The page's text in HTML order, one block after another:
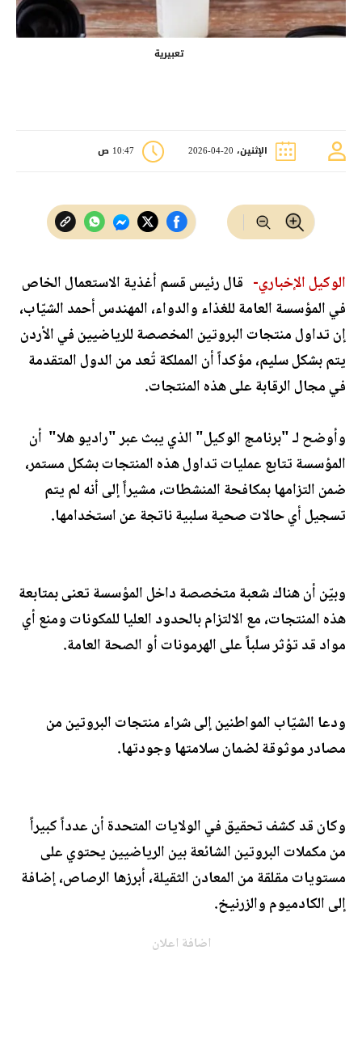
تعبيرية
الإثنين، 20-04-2026 10:47 ص
الوكيل الإخباري- قال رئيس قسم أغذية الاستعمال الخاص
في المؤسسة العامة للغذاء والدواء، المهندس أحمد الشيّاب،
إن تداول منتجات البروتين المخصصة للرياضيين في الأردن
يتم بشكل سليم، مؤكداً أن المملكة تُعد من الدول المتقدمة
في مجال الرقابة على هذه المنتجات.
وأوضح لـ "برنامج الوكيل" الذي يبث عبر "راديو هلا" أن
المؤسسة تتابع عمليات تداول هذه المنتجات بشكل مستمر،
ضمن التزامها بمكافحة المنشطات، مشيراً إلى أنه لم يتم
تسجيل أي حالات صحية سلبية ناتجة عن استخدامها.
وبيّن أن هناك شعبة متخصصة داخل المؤسسة تعنى بمتابعة
هذه المنتجات، مع الالتزام بالحدود العليا للمكونات ومنع أي
مواد قد تؤثر سلباً على الهرمونات أو الصحة العامة.
ودعا الشيّاب المواطنين إلى شراء منتجات البروتين من
مصادر موثوقة لضمان سلامتها وجودتها.
وكان قد كشف تحقيق في الولايات المتحدة أن عدداً كبيراً
من مكملات البروتين الشائعة بين الرياضيين يحتوي على
مستويات مقلقة من المعادن الثقيلة، أبرزها الرصاص، إضافة
إلى الكادميوم والزرنيخ.
اضافة اعلان